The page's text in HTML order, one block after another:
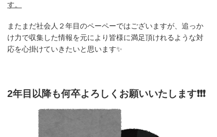
す。
またまだ社会人２年目のペーペーではございますが、追っか
け力で収集した情報を元により皆様に満足頂けれるような対
応を心掛けていきたいと思います✨️
2年目以降も何卒よろしくお願いいたします❗️❗️❗️